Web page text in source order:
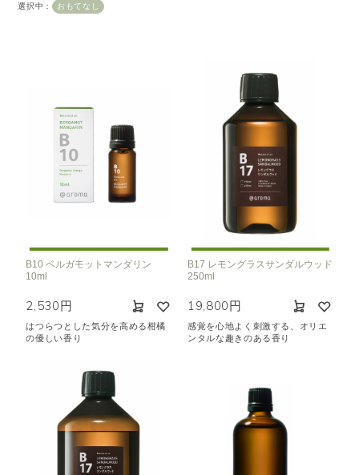
・絞込み条件を変更したいときは「クリア」で一度すべてリ
大容量オイル250/450ml
ピエゾ専用オイル
ブランチ・スティック専用オイル
機能で絞り込む
眠り
ビューティ マインドフルネス
種類で絞り込む ※一つお選びください
ラベンダー
ユーカリ エキゾチック
ヒノキ
選択中： おもてなし
B10 ベルガモットマンダリン
10ml
2,530円
はつらつとした気分を高める柑橘
の優しい香り
B17 レモングラスサンダルウッド
250ml
19,800円
感覚を心地よく刺激する、オリエ
ンタルな趣きのある香り